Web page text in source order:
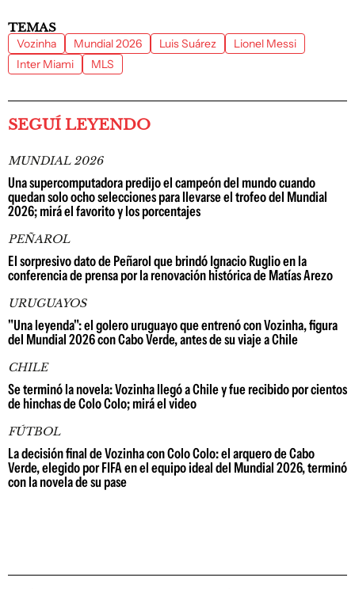
TEMAS
Vozinha Mundial 2026 Luis Suárez
Lionel Messi
Inter Miami
MLS
SEGUÍ LEYENDO
MUNDIAL 2026
Una supercomputadora predijo el campeón del mundo cuando
quedan solo ocho selecciones para llevarse el trofeo del Mundial
2026; mirá el favorito y los porcentajes
PEÑAROL
El sorpresivo dato de Peñarol que brindó Ignacio Ruglio en la
conferencia de prensa por la renovación histórica de Matías Arezo
URUGUAYOS
"Una leyenda": el golero uruguayo que entrenó con Vozinha, figura
del Mundial 2026 con Cabo Verde, antes de su viaje a Chile
CHILE
Se terminó la novela: Vozinha llegó a Chile y fue recibido por cientos
de hinchas de Colo Colo; mirá el video
FÚTBOL
La decisión final de Vozinha con Colo Colo: el arquero de Cabo
Verde, elegido por FIFA en el equipo ideal del Mundial 2026, terminó
con la novela de su pase